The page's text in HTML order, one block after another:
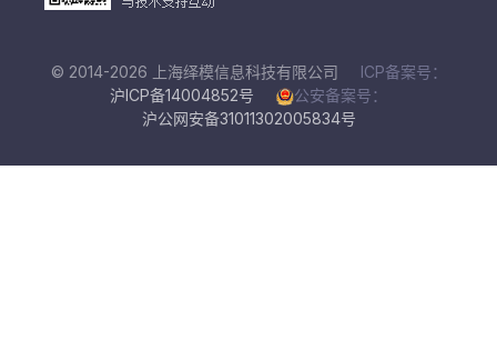
© 2014-2026 上海绎模信息科技有限公司 ICP备案号：
沪ICP备14004852号
公安备案号：
沪公网安备31011302005834号